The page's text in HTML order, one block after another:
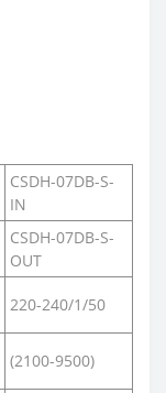
CSDH-07DB-S-
IN
CSDH-07DB-S-
OUT
220-240/1/50
(2100-9500)